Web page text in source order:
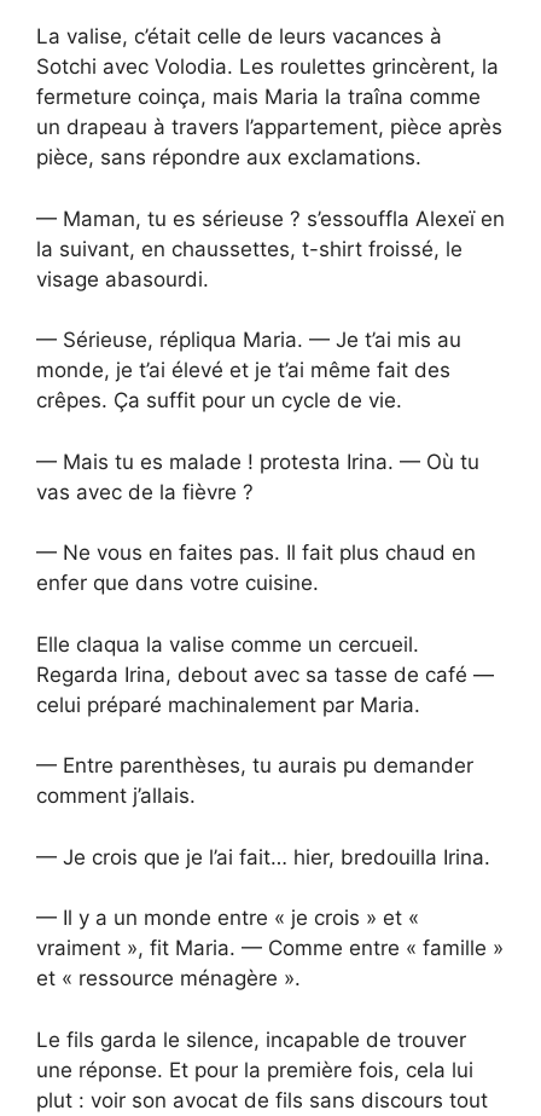
La valise, c’était celle de leurs vacances à
Sotchi avec Volodia. Les roulettes grincèrent, la
fermeture coinça, mais Maria la traîna comme
un drapeau à travers l’appartement, pièce après
pièce, sans répondre aux exclamations.
— Maman, tu es sérieuse ? s’essouffla Alexeï en
la suivant, en chaussettes, t-shirt froissé, le
visage abasourdi.
— Sérieuse, répliqua Maria. — Je t’ai mis au
monde, je t’ai élevé et je t’ai même fait des
crêpes. Ça suffit pour un cycle de vie.
— Mais tu es malade ! protesta Irina. — Où tu
vas avec de la fièvre ?
— Ne vous en faites pas. Il fait plus chaud en
enfer que dans votre cuisine.
Elle claqua la valise comme un cercueil.
Regarda Irina, debout avec sa tasse de café —
celui préparé machinalement par Maria.
— Entre parenthèses, tu aurais pu demander
comment j’allais.
— Je crois que je l’ai fait… hier, bredouilla Irina.
— Il y a un monde entre « je crois » et «
vraiment », fit Maria. — Comme entre « famille »
et « ressource ménagère ».
Le fils garda le silence, incapable de trouver
une réponse. Et pour la première fois, cela lui
plut : voir son avocat de fils sans discours tout